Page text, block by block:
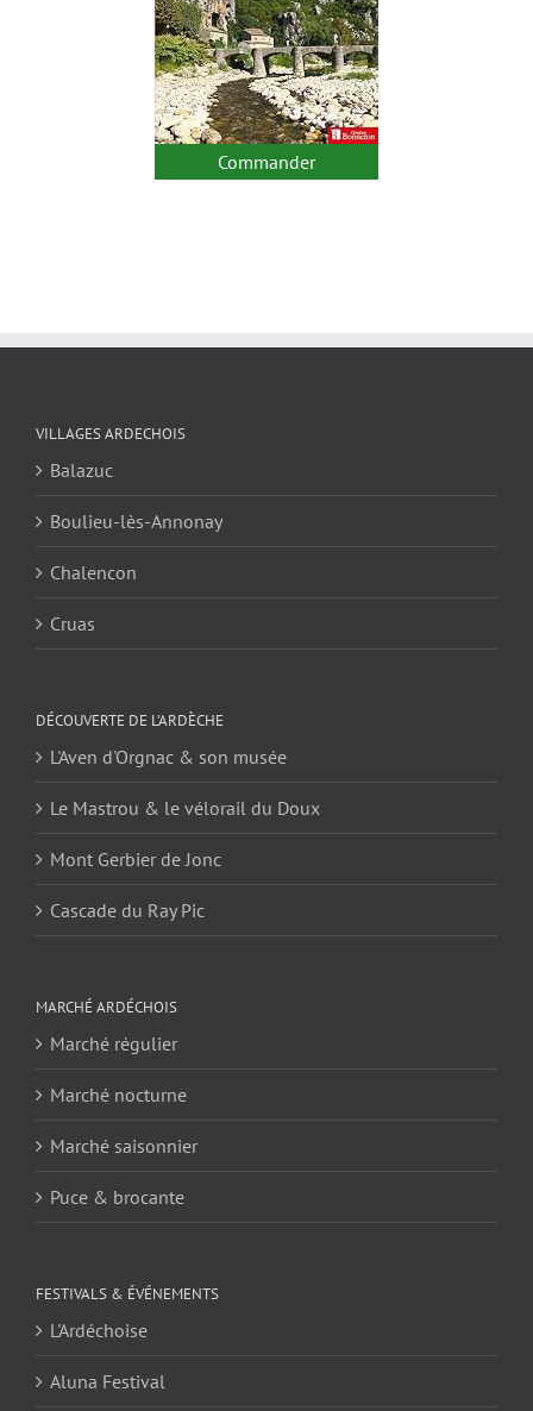
Commander
VILLAGES ARDECHOIS
Balazuc
Boulieu-lès-Annonay
Chalencon
Cruas
DÉCOUVERTE DE L’ARDÈCHE
L'Aven d'Orgnac & son musée
Le Mastrou & le vélorail du Doux
Mont Gerbier de Jonc
Cascade du Ray Pic
MARCHÉ ARDÉCHOIS
Marché régulier
Marché nocturne
Marché saisonnier
Puce & brocante
FESTIVALS & ÉVÉNEMENTS
L'Ardéchoise
Aluna Festival